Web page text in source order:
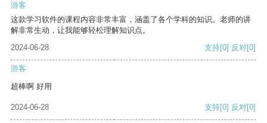
游客
这款学习软件的课程内容非常丰富，涵盖了各个学科的知识。老师的讲
解非常生动，让我能够轻松理解知识点。
2024-06-28
支持[0] 反对[0]
游客
超棒啊 好用
2024-06-28 支持[0] 反对[0]